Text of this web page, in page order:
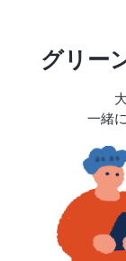
グリー
一緒